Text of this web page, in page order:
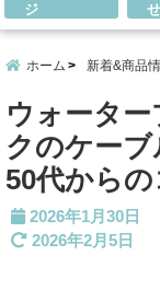
ジ
せ
ホーム 新着&商品
ウォータ
クのケー
50代から
2026年1月30日
2026年2月5日